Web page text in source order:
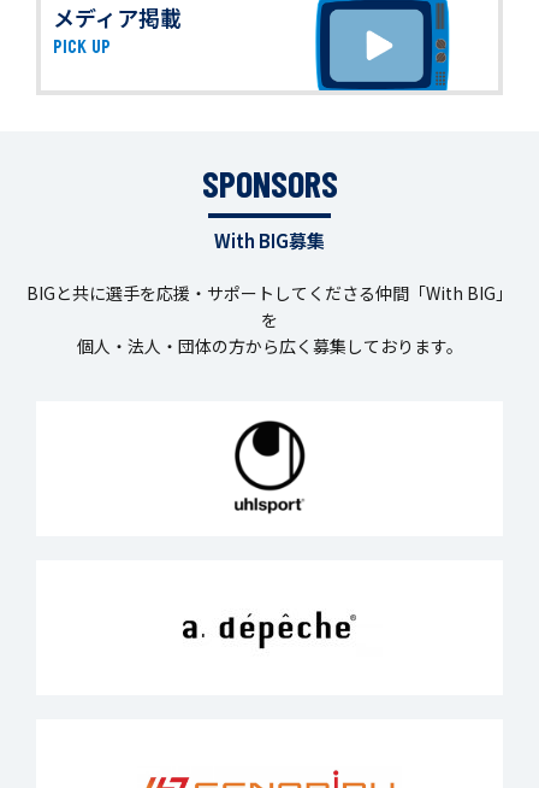
メディア掲載
PICK UP
SPONSORS
With BIG募集
BIGと共に選手を応援・サポートしてくださる仲間「With BIG」
を
個人・法人・団体の方から広く募集しております。